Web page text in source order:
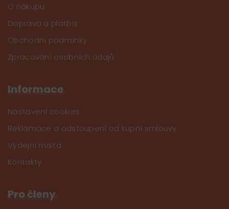
O nákupu
Doprava a platba
Obchodní podmínky
Zpracování osobních údajů
Informace
Nastavení cookies
Reklamace a odstoupení od kupní smlouvy
Výdejní místa
Kontakty
Pro členy